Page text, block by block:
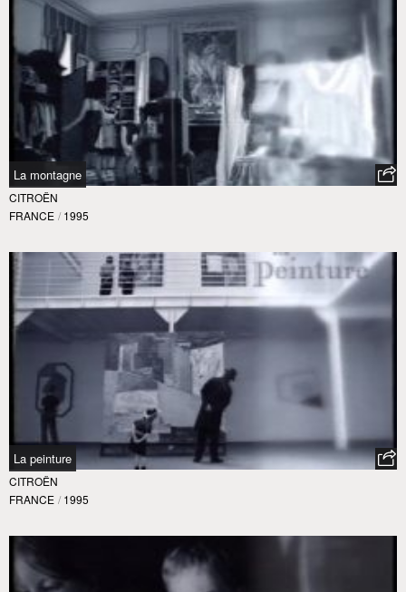
La montagne
CITROËN
FRANCE / 1995
La peinture
CITROËN
FRANCE / 1995